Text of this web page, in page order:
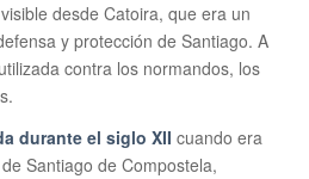
desde Catoira, que era un
y protección de Santiago. A
contra los normandos, los
durante el siglo XII cuando era
Santiago de Compostela,